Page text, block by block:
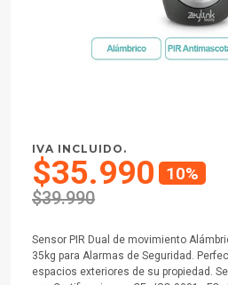
IVA INCLUIDO.
$35.990
$39.990
10%
Sensor PIR Dual de movimiento
35kg para Alarmas de Seguridad.
espacios exteriores de su propiedad.